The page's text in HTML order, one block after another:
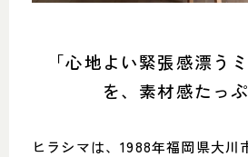
定休日
水曜日（
052-361-
「心地よい緊張感漂う
を、素材感たっぷ
ヒラシマは、1988年福岡県大川